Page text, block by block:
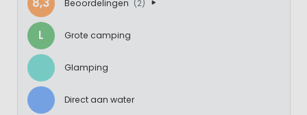
Beoordelingen (2)
L Grote camping
Glamping
Direct aan water